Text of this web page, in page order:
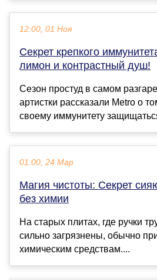
12:00, 01 Ноя
Секрет крепкого
лимон и контрастный душ!
Сезон простуд в самом
артистки рассказали Metro о
своему иммунитету
01:00, 24 Мар
Магия чистоты: Секрет
без химии
На старых плитах, где ручки
сильно загрязнены, обычно
химическим средствам....